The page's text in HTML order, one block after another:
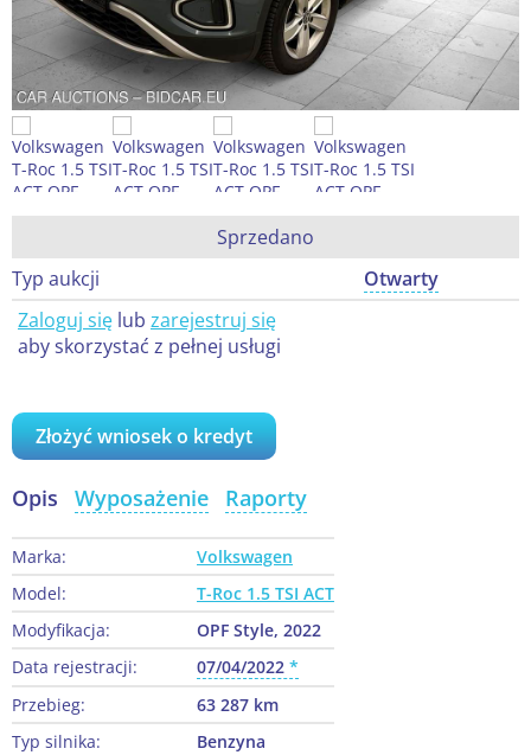
Sprzedano
Typ aukcji
Otwarty
Zaloguj się lub zarejestruj się
aby skorzystać z pełnej usługi
Złożyć wniosek o kredyt
Opis Wyposażenie Raporty
Marka:
Volkswagen
Model:
T-Roc 1.5 TSI ACT
Modyfikacja:
OPF Style, 2022
Data rejestracji:
07/04/2022
Przebieg:
63 287 km
Typ silnika:
Benzyna